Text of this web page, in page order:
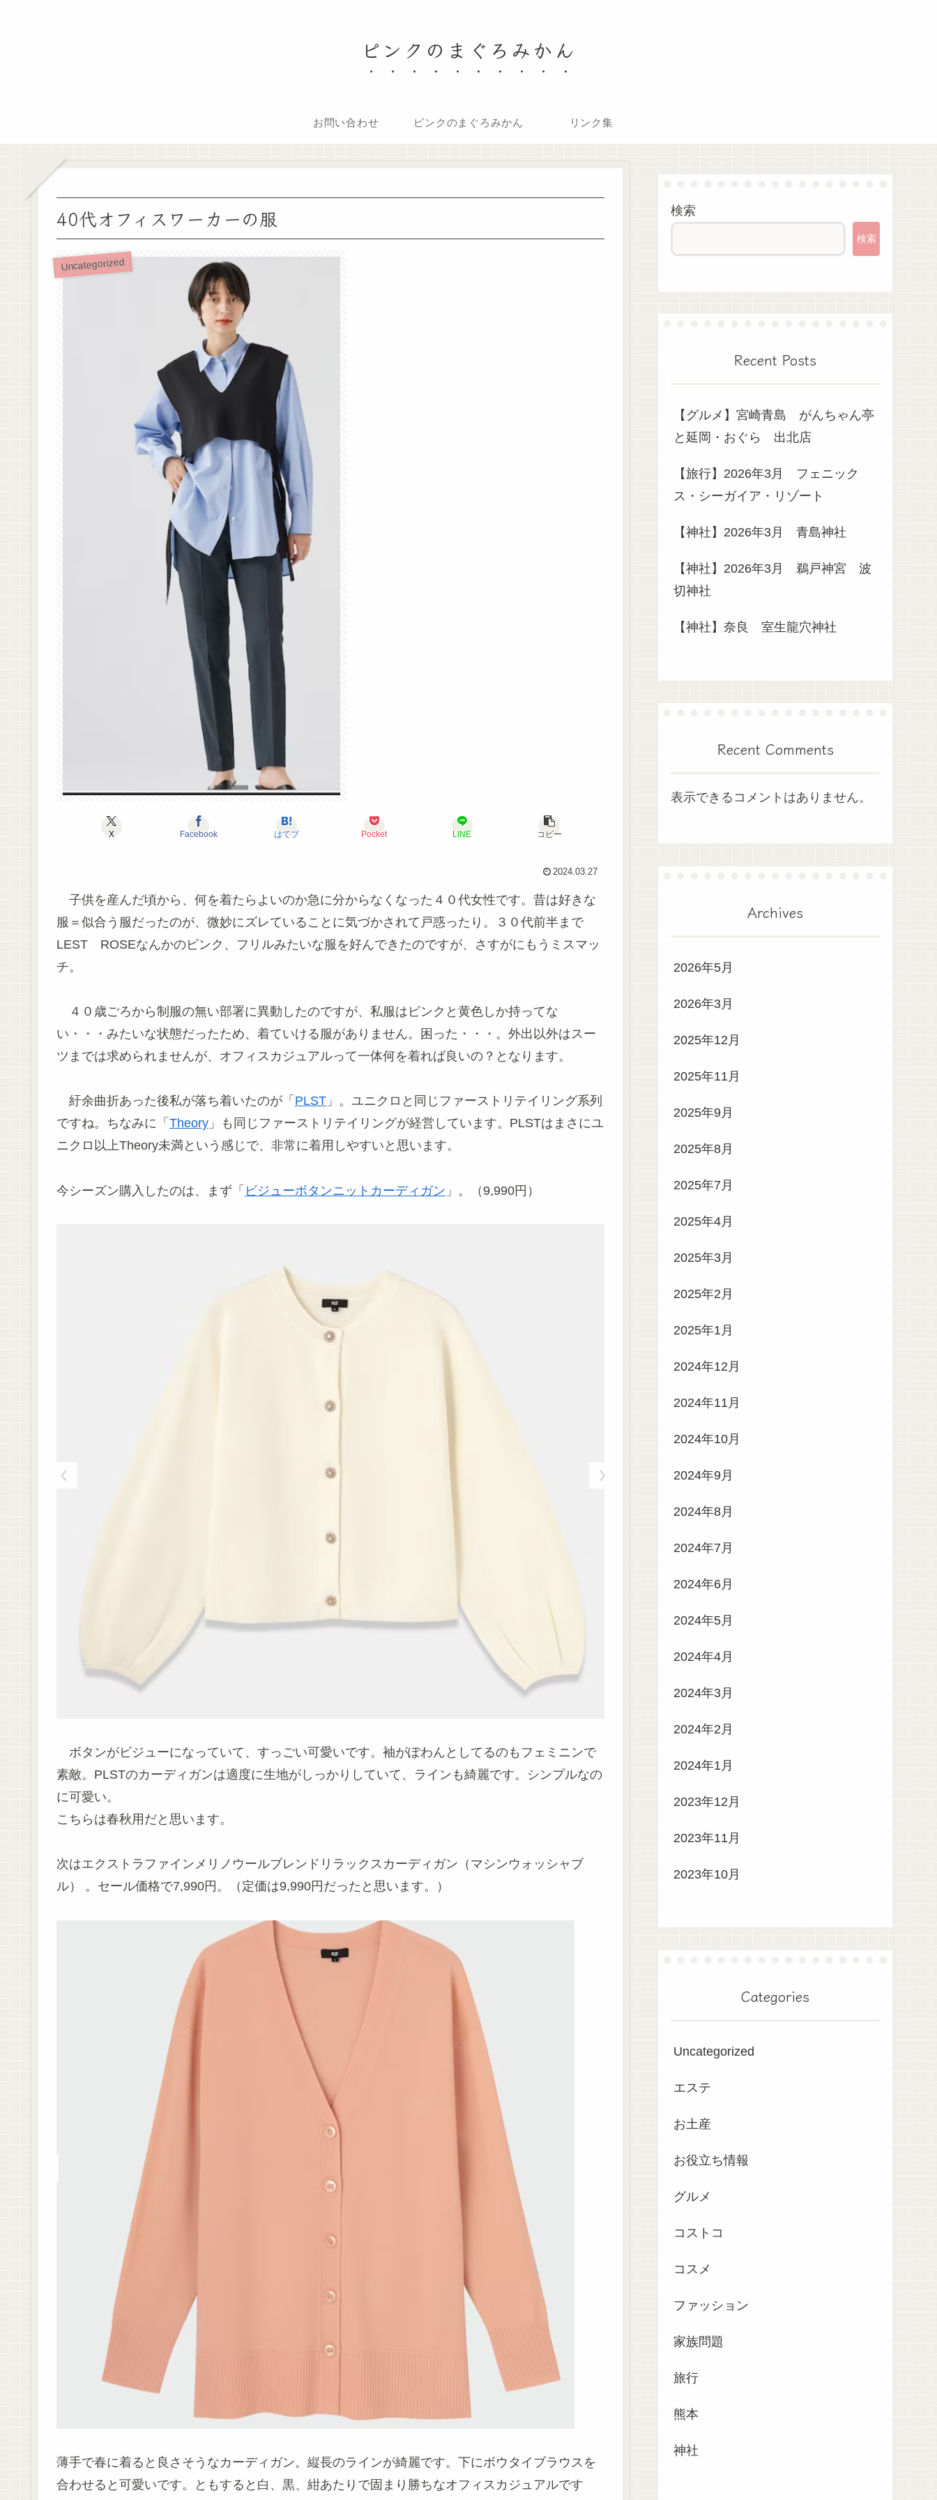
ピンクのまぐろみかん
お問い合わせ ピンクのまぐろみかん リンク集
40代オフィスワーカーの服
Uncategorized
X Facebook はてブ Pocket LINE コピー
2024.03.27
子供を産んだ頃から、何を着たらよいのか急に分からなくなった４０代女性です。昔は好きな
服＝似合う服だったのが、微妙にズレていることに気づかされて戸惑ったり。３０代前半まで
LEST ROSEなんかのピンク、フリルみたいな服を好んできたのですが、さすがにもうミスマッ
チ。
４０歳ごろから制服の無い部署に異動したのですが、私服はピンクと黄色しか持ってな
い・・・みたいな状態だったため、着ていける服がありません。困った・・・。外出以外はスー
ツまでは求められませんが、オフィスカジュアルって一体何を着れば良いの？となります。
紆余曲折あった後私が落ち着いたのが「 PLST 」。ユニクロと同じファーストリテイリング系列
ですね。ちなみに「 Theory 」も同じファーストリテイリングが経営しています。PLSTはまさにユ
ニクロ以上Theory未満という感じで、非常に着用しやすいと思います。
今シーズン購入したのは、まず「 ビジューボタンニットカーディガン 」。（9,990円）
ボタンがビジューになっていて、すっごい可愛いです。袖がぽわんとしてるのもフェミニンで
素敵。PLSTのカーディガンは適度に生地がしっかりしていて、ラインも綺麗です。シンプルなの
に可愛い。
こちらは春秋用だと思います。
次はエクストラファインメリノウールブレンドリラックスカーディガン（マシンウォッシャブ
ル） 。セール価格で7,990円。（定価は9,990円だったと思います。）
薄手で春に着ると良さそうなカーディガン。縦長のラインが綺麗です。下にボウタイブラウスを
合わせると可愛いです。ともすると白、黒、紺あたりで固まり勝ちなオフィスカジュアルです
検索
検索
Recent Posts
【グルメ】宮崎青島 がんちゃん亭
と延岡・おぐら 出北店
【旅行】2026年3月 フェニック
ス・シーガイア・リゾート
【神社】2026年3月 青島神社
【神社】2026年3月 鵜戸神宮 波
切神社
【神社】奈良 室生龍穴神社
Recent Comments
表示できるコメントはありません。
Archives
2026年5月
2026年3月
2025年12月
2025年11月
2025年9月
2025年8月
2025年7月
2025年4月
2025年3月
2025年2月
2025年1月
2024年12月
2024年11月
2024年10月
2024年9月
2024年8月
2024年7月
2024年6月
2024年5月
2024年4月
2024年3月
2024年2月
2024年1月
2023年12月
2023年11月
2023年10月
Categories
Uncategorized
エステ
お土産
お役立ち情報
グルメ
コストコ
コスメ
ファッション
家族問題
旅行
熊本
神社